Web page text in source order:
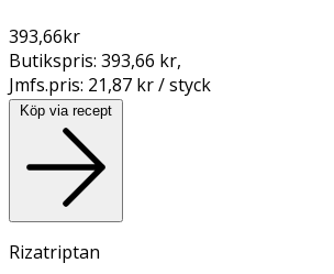
393,66kr
Butikspris: 393,66 kr,
Jmfs.pris: 21,87 kr / styck
Köp via recept
Rizatriptan